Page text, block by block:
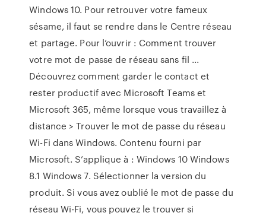
Windows 10. Pour retrouver votre fameux
sésame, il faut se rendre dans le Centre réseau
et partage. Pour l’ouvrir : Comment trouver
votre mot de passe de réseau sans fil ...
Découvrez comment garder le contact et
rester productif avec Microsoft Teams et
Microsoft 365, même lorsque vous travaillez à
distance > Trouver le mot de passe du réseau
Wi-Fi dans Windows. Contenu fourni par
Microsoft. S’applique à : Windows 10 Windows
8.1 Windows 7. Sélectionner la version du
produit. Si vous avez oublié le mot de passe du
réseau Wi-Fi, vous pouvez le trouver si